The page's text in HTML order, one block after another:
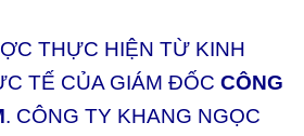
THỰC HIỆN TỪ KINH
TẾ CỦA GIÁM ĐỐC CÔNG
. CÔNG TY KHANG NGỌC